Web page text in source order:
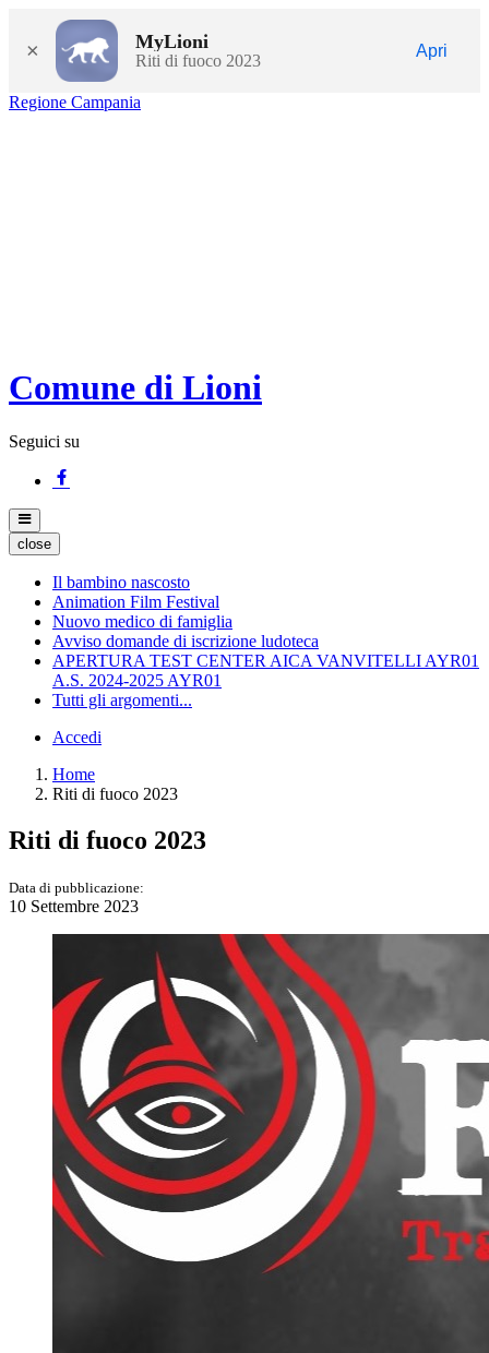
× MyLioni
Riti di fuoco 2023
Apri
Regione Campania
Comune di Lioni
Seguici su
close
Il bambino nascosto
Animation Film Festival
Nuovo medico di famiglia
Avviso domande di iscrizione ludoteca
APERTURA TEST CENTER AICA VANVITELLI AYR01
A.S. 2024-2025 AYR01
Tutti gli argomenti...
Accedi
Home
Riti di fuoco 2023
Riti di fuoco 2023
Data di pubblicazione:
10 Settembre 2023